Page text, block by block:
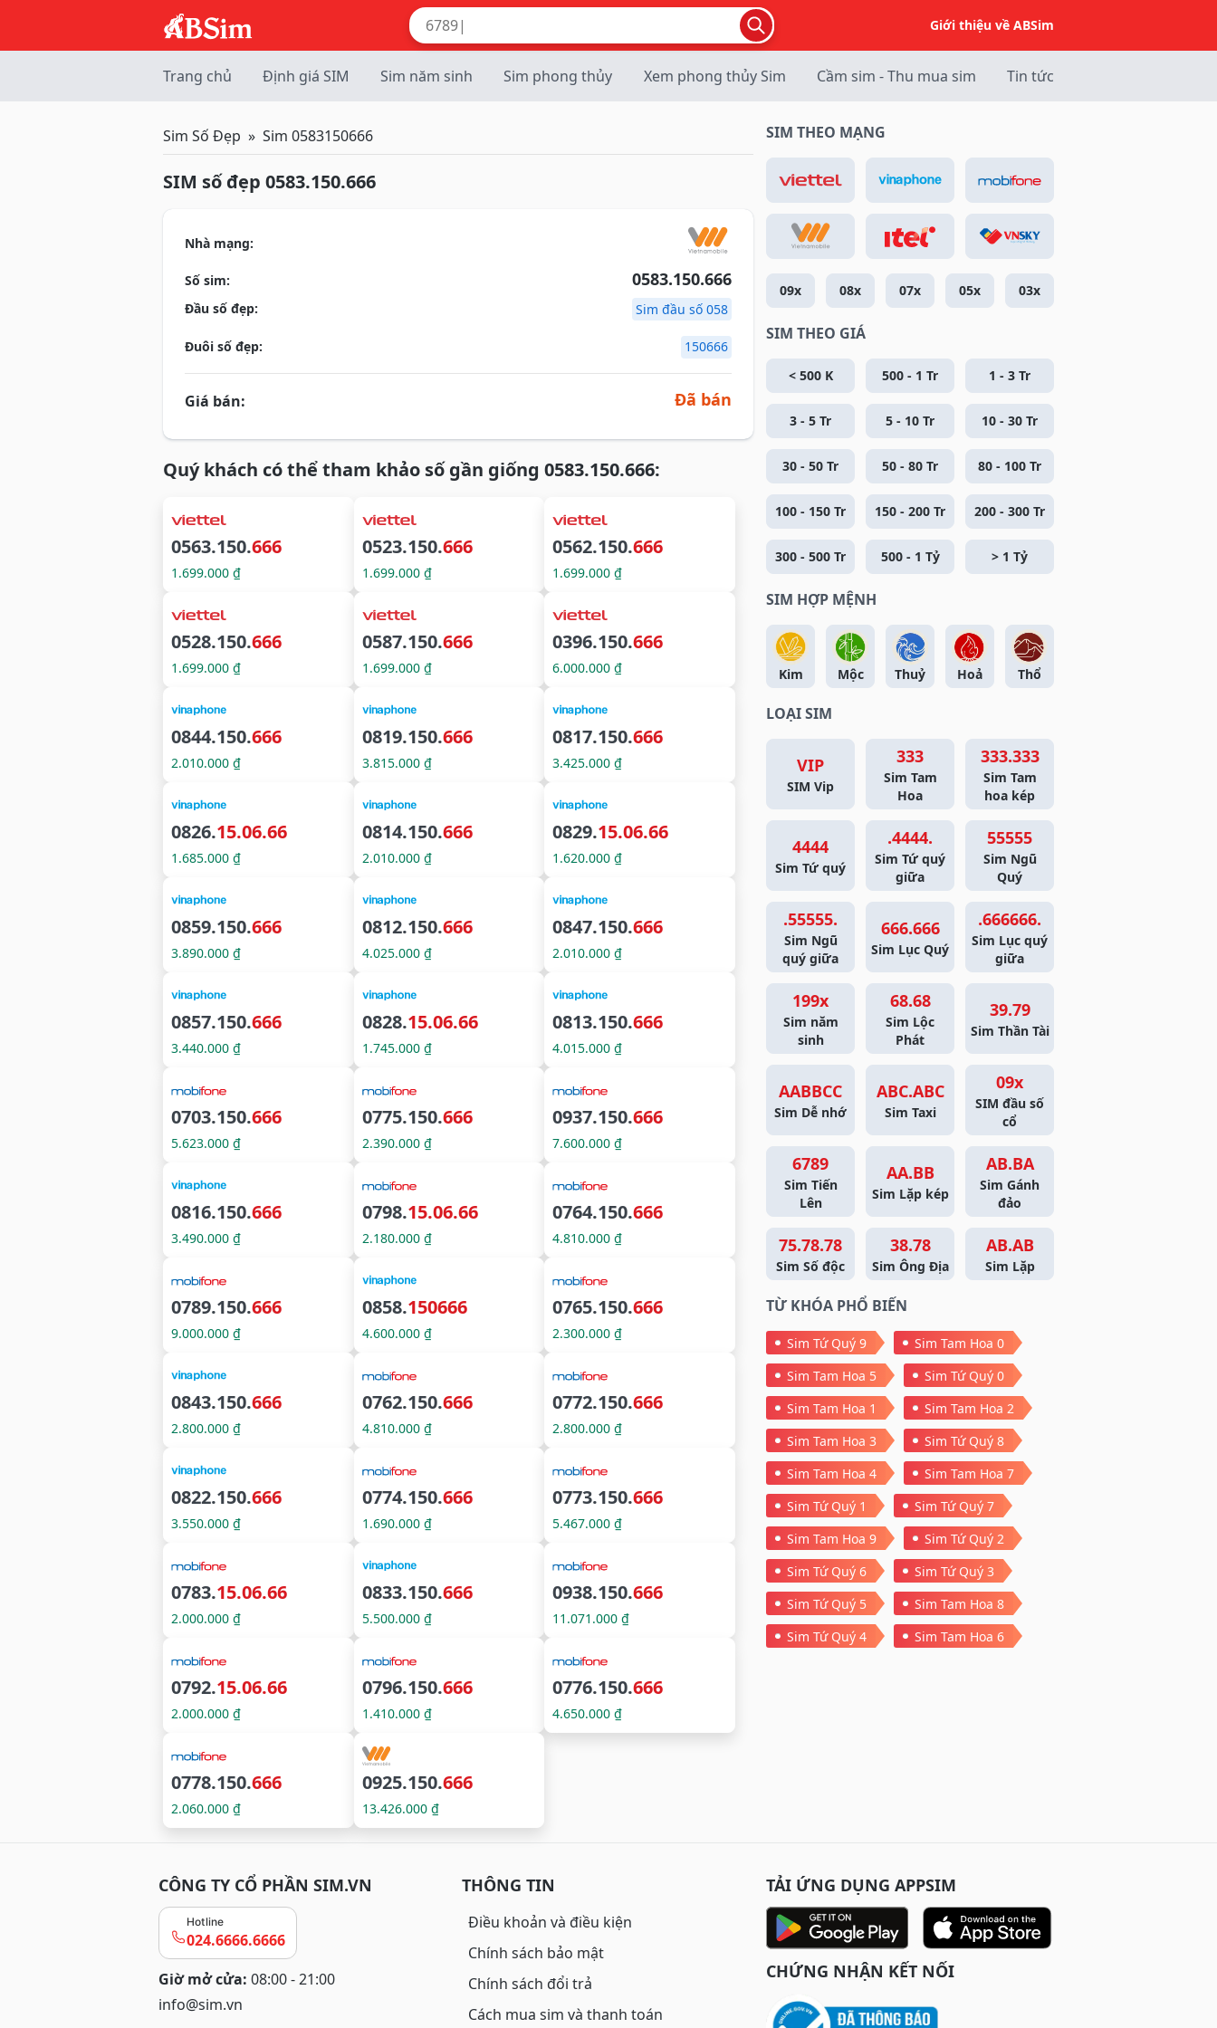
Giới thiệu về ABSim
Trang chủ Định giá SIM Sim năm sinh Sim phong thủy Xem phong thủy Sim Cầm sim - Thu mua sim Tin tức
Sim Số Đẹp Sim 0583150666
SIM số đẹp 0583.150.666
Nhà mạng:
Số sim: 0583.150.666
Đầu số đẹp: Sim đầu số 058
Đuôi số đẹp: 150666
Giá bán: Đã bán
Quý khách có thể tham khảo số gần giống 0583.150.666:
0563.150.666
1.699.000 ₫
0523.150.666
1.699.000 ₫
0562.150.666
1.699.000 ₫
0528.150.666
1.699.000 ₫
0587.150.666
1.699.000 ₫
0396.150.666
6.000.000 ₫
0844.150.666
2.010.000 ₫
0819.150.666
3.815.000 ₫
0817.150.666
3.425.000 ₫
0826.15.06.66
1.685.000 ₫
0814.150.666
2.010.000 ₫
0829.15.06.66
1.620.000 ₫
0859.150.666
3.890.000 ₫
0812.150.666
4.025.000 ₫
0847.150.666
2.010.000 ₫
0857.150.666
3.440.000 ₫
0828.15.06.66
1.745.000 ₫
0813.150.666
4.015.000 ₫
0703.150.666
5.623.000 ₫
0775.150.666
2.390.000 ₫
0937.150.666
7.600.000 ₫
0816.150.666
3.490.000 ₫
0798.15.06.66
2.180.000 ₫
0764.150.666
4.810.000 ₫
0789.150.666
9.000.000 ₫
0858.150666
4.600.000 ₫
0765.150.666
2.300.000 ₫
0843.150.666
2.800.000 ₫
0762.150.666
4.810.000 ₫
0772.150.666
2.800.000 ₫
0822.150.666
3.550.000 ₫
0774.150.666
1.690.000 ₫
0773.150.666
5.467.000 ₫
0783.15.06.66
2.000.000 ₫
0833.150.666
5.500.000 ₫
0938.150.666
11.071.000 ₫
0792.15.06.66
2.000.000 ₫
0796.150.666
1.410.000 ₫
0776.150.666
4.650.000 ₫
0778.150.666
2.060.000 ₫
0925.150.666
13.426.000 ₫
SIM THEO MẠNG
09x 08x 07x 05x 03x
SIM THEO GIÁ
< 500 K 500 - 1 Tr 1 - 3 Tr
3 - 5 Tr 5 - 10 Tr 10 - 30 Tr
30 - 50 Tr 50 - 80 Tr 80 - 100 Tr
100 - 150 Tr 150 - 200 Tr 200 - 300 Tr
300 - 500 Tr 500 - 1 Tỷ > 1 Tỷ
SIM HỢP MỆNH
Kim Mộc Thuỷ Hoả Thổ
LOẠI SIM
VIP
SIM Vip
333
Sim Tam
Hoa
333.333
Sim Tam
hoa kép
4444
Sim Tứ quý
.4444.
Sim Tứ quý
giữa
55555
Sim Ngũ
Quý
.55555.
Sim Ngũ
quý giữa
666.666
Sim Lục Quý
.666666.
Sim Lục quý
giữa
199x
Sim năm
sinh
68.68
Sim Lộc
Phát
39.79
Sim Thần Tài
AABBCC
Sim Dễ nhớ
ABC.ABC
Sim Taxi
09x
SIM đầu số
cổ
6789
Sim Tiến
Lên
AA.BB
Sim Lặp kép
AB.BA
Sim Gánh
đảo
75.78.78
Sim Số độc
38.78
Sim Ông Địa
AB.AB
Sim Lặp
TỪ KHÓA PHỔ BIẾN
Sim Tứ Quý 9
Sim Tam Hoa 0
Sim Tam Hoa 5
Sim Tứ Quý 0
Sim Tam Hoa 1
Sim Tam Hoa 2
Sim Tam Hoa 3
Sim Tứ Quý 8
Sim Tam Hoa 4
Sim Tam Hoa 7
Sim Tứ Quý 1
Sim Tứ Quý 7
Sim Tam Hoa 9
Sim Tứ Quý 2
Sim Tứ Quý 6
Sim Tứ Quý 3
Sim Tứ Quý 5
Sim Tam Hoa 8
Sim Tứ Quý 4
Sim Tam Hoa 6
CÔNG TY CỔ PHẦN SIM.VN
Hotline
024.6666.6666
Giờ mở cửa: 08:00 - 21:00
info@sim.vn
THÔNG TIN
Điều khoản và điều kiện
Chính sách bảo mật
Chính sách đổi trả
Cách mua sim và thanh toán
TẢI ỨNG DỤNG APPSIM
CHỨNG NHẬN KẾT NỐI